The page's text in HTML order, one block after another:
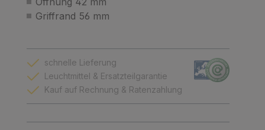
Griffrand 56 mm
schnelle Lieferung
Leuchtmittel & Ersatzteilgarantie
Kauf auf Rechnung & Ratenzahlung